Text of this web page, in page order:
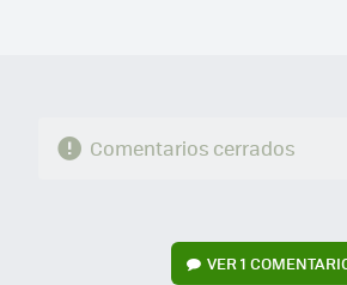
Comentarios cerrados
VER1